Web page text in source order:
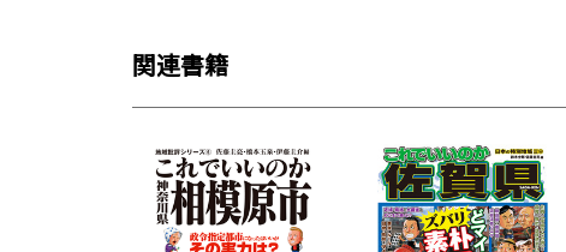
関連書籍